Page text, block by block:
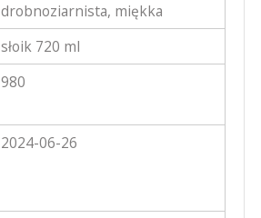
drobnoziarnista, miękka
słoik 720 ml
980
2024-06-26